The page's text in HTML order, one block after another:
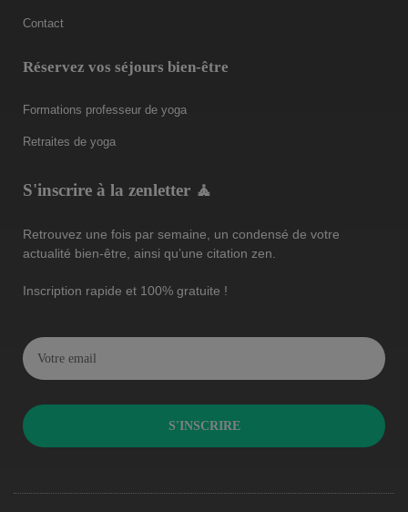
Contact
Réservez vos séjours bien-être
Formations professeur de yoga
Retraites de yoga
S'inscrire à la zenletter 🧘
Retrouvez une fois par semaine, un condensé de votre
actualité bien-être, ainsi qu’une citation zen.
Inscription rapide et 100% gratuite !
S'INSCRIRE